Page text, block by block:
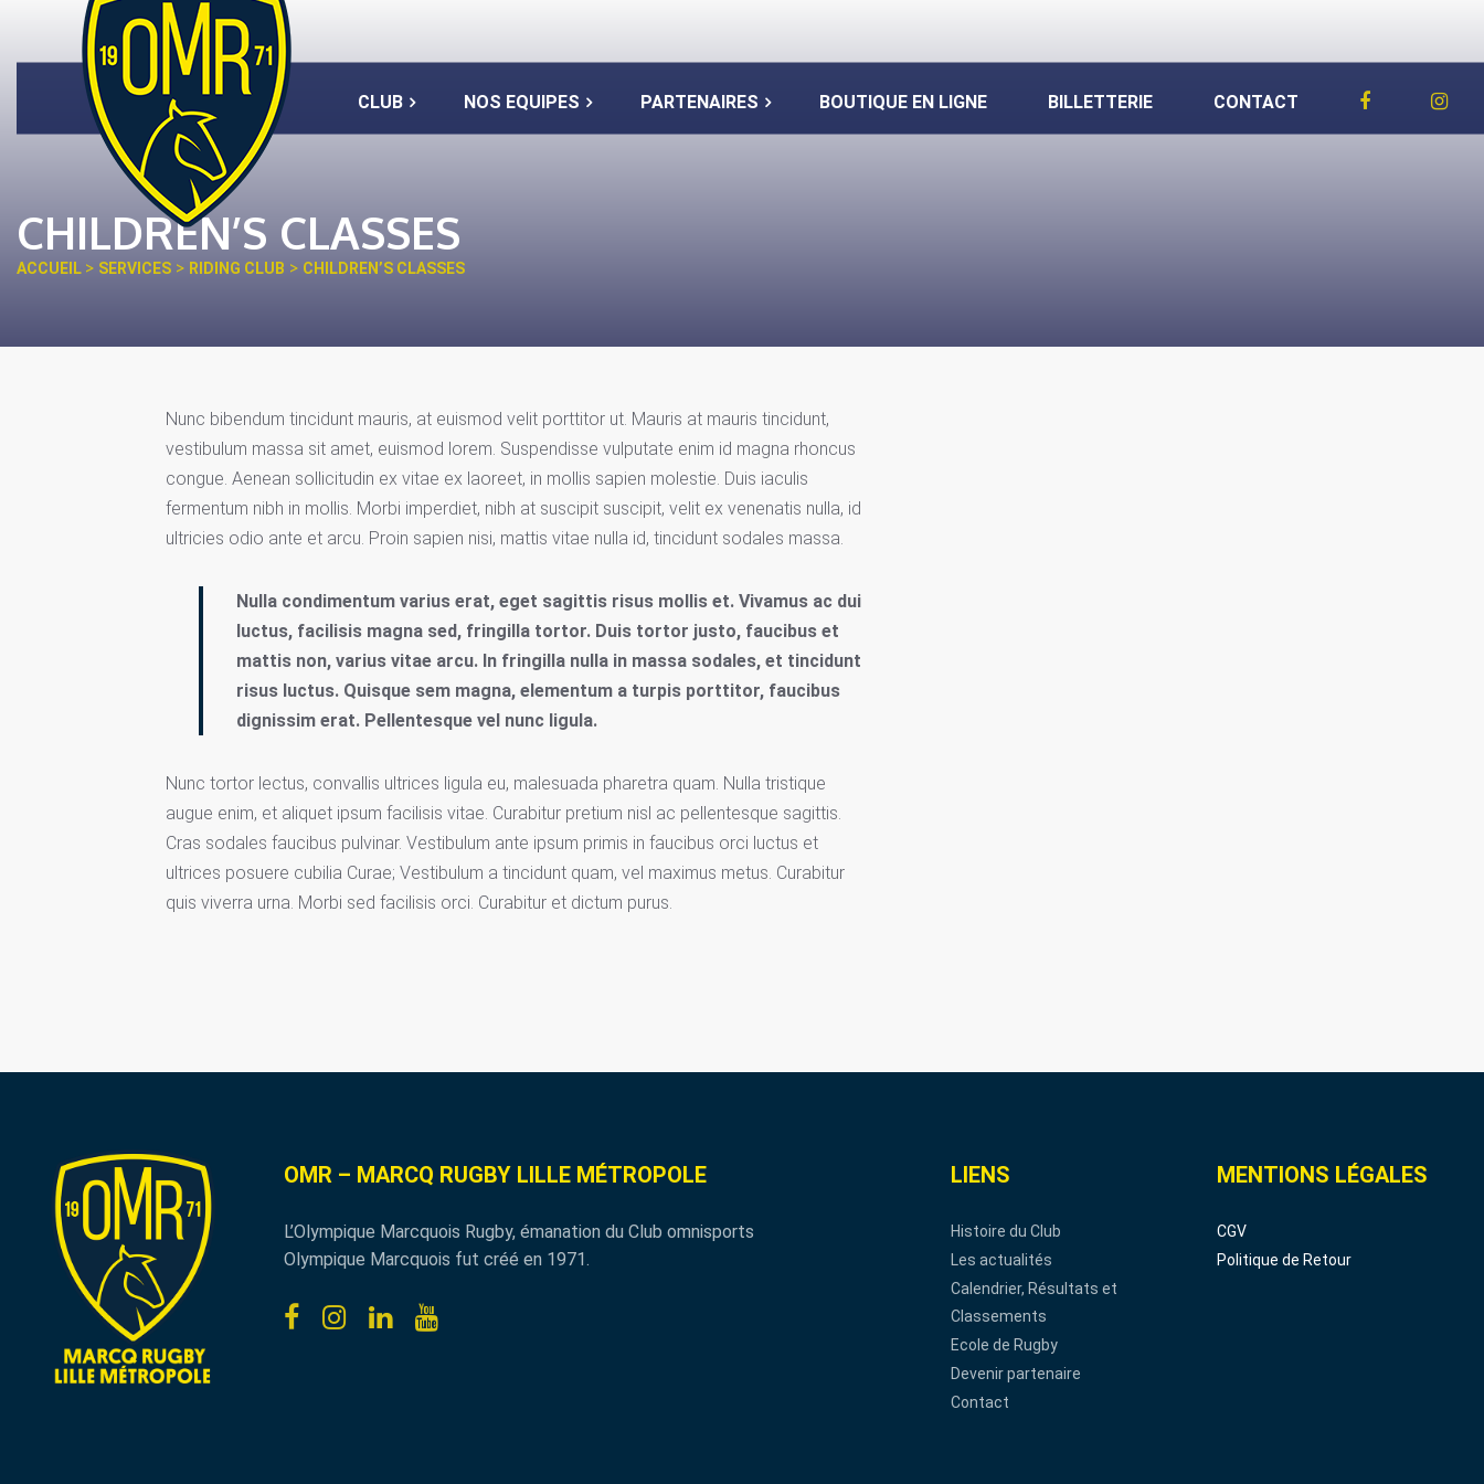
CLUB NOS EQUIPES PARTENAIRES BOUTIQUE EN LIGNE BILLETTERIE CONTACT
CHILDREN’S CLASSES
ACCUEIL > SERVICES > RIDING CLUB > CHILDREN’S CLASSES
Nunc bibendum tincidunt mauris, at euismod velit porttitor ut. Mauris at mauris tincidunt,
vestibulum massa sit amet, euismod lorem. Suspendisse vulputate enim id magna rhoncus
congue. Aenean sollicitudin ex vitae ex laoreet, in mollis sapien molestie. Duis iaculis
fermentum nibh in mollis. Morbi imperdiet, nibh at suscipit suscipit, velit ex venenatis nulla, id
ultricies odio ante et arcu. Proin sapien nisi, mattis vitae nulla id, tincidunt sodales massa.
Nulla condimentum varius erat, eget sagittis risus mollis et. Vivamus ac dui
luctus, facilisis magna sed, fringilla tortor. Duis tortor justo, faucibus et
mattis non, varius vitae arcu. In fringilla nulla in massa sodales, et tincidunt
risus luctus. Quisque sem magna, elementum a turpis porttitor, faucibus
dignissim erat. Pellentesque vel nunc ligula.
Nunc tortor lectus, convallis ultrices ligula eu, malesuada pharetra quam. Nulla tristique
augue enim, et aliquet ipsum facilisis vitae. Curabitur pretium nisl ac pellentesque sagittis.
Cras sodales faucibus pulvinar. Vestibulum ante ipsum primis in faucibus orci luctus et
ultrices posuere cubilia Curae; Vestibulum a tincidunt quam, vel maximus metus. Curabitur
quis viverra urna. Morbi sed facilisis orci. Curabitur et dictum purus.
OMR – MARCQ RUGBY LILLE MÉTROPOLE
L’Olympique Marcquois Rugby, émanation du Club omnisports
Olympique Marcquois fut créé en 1971.
LIENS
Histoire du Club
Les actualités
Calendrier, Résultats et
Classements
Ecole de Rugby
Devenir partenaire
Contact
MENTIONS LÉGALES
CGV
Politique de Retour